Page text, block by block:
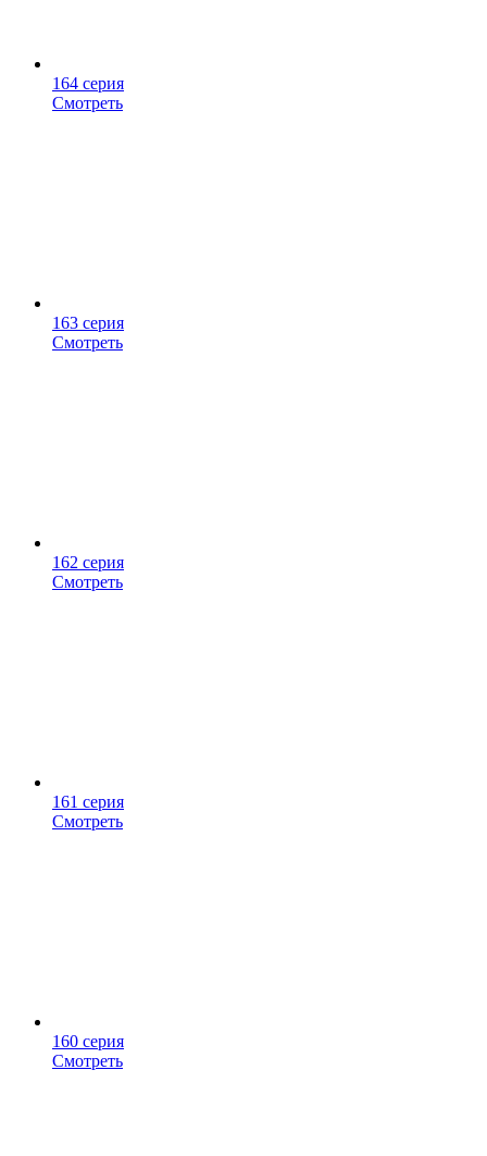
164 серия
Смотреть
163 серия
Смотреть
162 серия
Смотреть
161 серия
Смотреть
160 серия
Смотреть